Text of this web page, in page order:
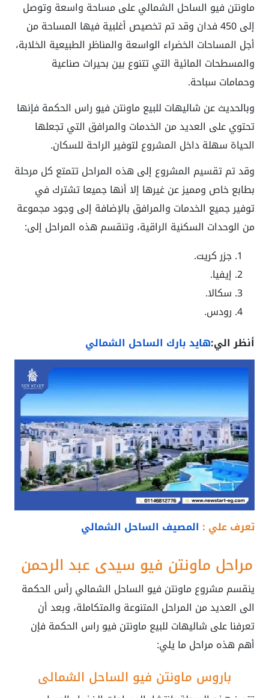
ماونتن فيو الساحل الشمالي على مساحة واسعة وتوصل
إلى 450 فدان وقد تم تخصيص أغلبية فيها المساحة من
أجل المساحات الخضراء الواسعة والمناظر الطبيعية الخلابة،
والمسطحات المائية التي تتنوع بين بحيرات صناعية
وحمامات سباحة.
وبالحديث عن شاليهات للبيع ماونتن فيو راس الحكمة فإنها
تحتوي على العديد من الخدمات والمرافق التي تجعلها
الحياة سهلة داخل المشروع لتوفير الراحة للسكان.
وقد تم تقسيم المشروع إلى هذه المراحل تتمتع كل مرحلة
بطابع خاص ومميز عن غيرها إلا أنها جميعا تشترك في
توفير جميع الخدمات والمرافق بالإضافة إلى وجود مجموعة
من الوحدات السكنية الراقية، وتنقسم هذه المراحل إلى:
جزر كريت.
إيفيا.
سكالا.
رودس.
أنظر الي:هايد بارك الساحل الشمالي
تعرف علي : المصيف الساحل الشمالي
مراحل ماونتن فيو سيدي عبد الرحمن
ينقسم مشروع ماونتن فيو الساحل الشمالي رأس الحكمة
الى العديد من المراحل المتنوعة والمتكاملة، وبعد أن
تعرفنا على شاليهات للبيع ماونتن فيو راس الحكمة فإن
أهم هذه مراحل ما يلي:
باروس ماونتن فيو الساحل الشمالي